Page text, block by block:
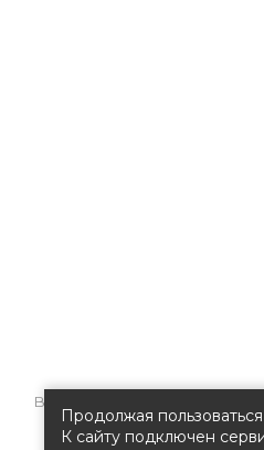
Все права защищены ©
Продолжая
К сайту подключен